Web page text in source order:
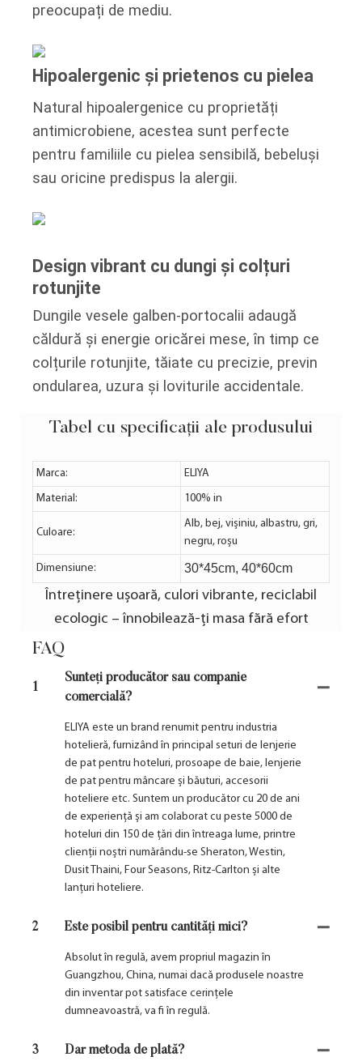
preocupați de mediu.
Hipoalergenic și prietenos cu pielea
Natural hipoalergenice cu proprietăți
antimicrobiene, acestea sunt perfecte
pentru familiile cu pielea sensibilă, bebeluși
sau oricine predispus la alergii.
Design vibrant cu dungi și colțuri
rotunjite
Dungile vesele galben-portocalii adaugă
căldură și energie oricărei mese, în timp ce
colțurile rotunjite, tăiate cu precizie, previn
ondularea, uzura și loviturile accidentale.
Tabel cu specificații ale produsului
Marca: ELIYA
Material: 100% in
Culoare:
Alb, bej, vișiniu, albastru, gri,
negru, roșu
Dimensiune: 30*45cm, 40*60cm
Întreținere ușoară, culori vibrante, reciclabil
ecologic – înnobilează-ți masa fără efort
FAQ
1
Sunteți producător sau companie
comercială?
ELIYA este un brand renumit pentru industria
hotelieră, furnizând în principal seturi de lenjerie
de pat pentru hoteluri, prosoape de baie, lenjerie
de pat pentru mâncare și băuturi, accesorii
hoteliere etc. Suntem un producător cu 20 de ani
de experiență și am colaborat cu peste 5000 de
hoteluri din 150 de țări din întreaga lume, printre
clienții noștri numărându-se Sheraton, Westin,
Dusit Thaini, Four Seasons, Ritz-Carlton și alte
lanțuri hoteliere.
2 Este posibil pentru cantități mici?
Absolut în regulă, avem propriul magazin în
Guangzhou, China, numai dacă produsele noastre
din inventar pot satisface cerințele
dumneavoastră, va fi în regulă.
3 Dar metoda de plată?